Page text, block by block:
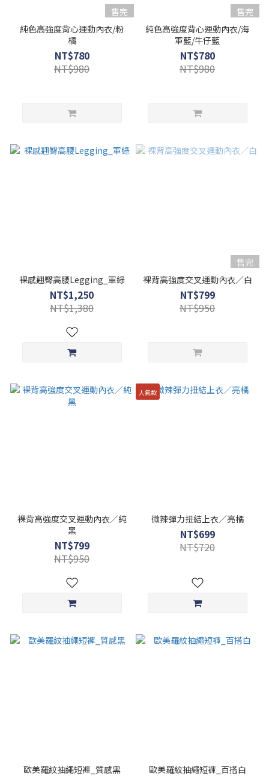
售完
純色高強度背心運動內衣/粉
橘
NT$780
NT$980
售完
純色高強度背心運動內衣/海
軍藍/牛仔藍
NT$780
NT$980
裸感翹臀高腰Legging_軍綠
NT$1,250
NT$1,380
售完
裸背高強度交叉運動內衣／白
NT$799
NT$950
裸背高強度交叉運動內衣／純
黑
NT$799
NT$950
人氣款
微辣彈力扭結上衣／亮橘
NT$699
NT$720
歐美羅紋抽繩短褲_質感黑 歐美羅紋抽繩短褲_百搭白